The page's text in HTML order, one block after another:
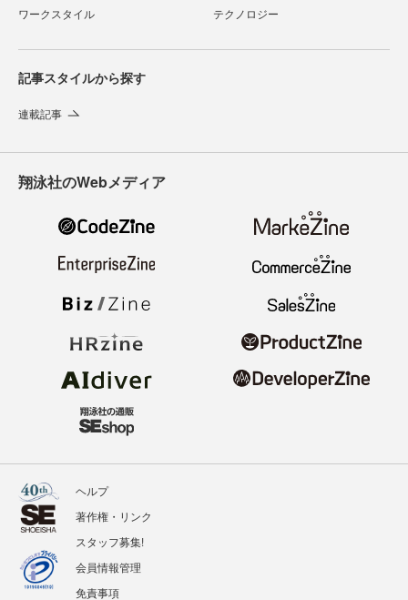
ワークスタイル テクノロジー
記事スタイルから探す
連載記事
翔泳社のWebメディア
ヘルプ
著作権・リンク
スタッフ募集!
会員情報管理
免責事項